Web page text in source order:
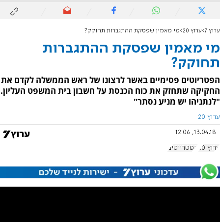
ערוץ 7 ערוץ 20 מי מאמין שפסקת ההתגברות תחוקק?
מי מאמין שפסקת ההתגברות
תחוקק?
הפטריוטים פסימיים באשר לרצונו של ראש הממשלה לקדם את
החקיקה שתחזק את כוח הכנסת על חשבון בית המשפט העליון.
"לנתניהו יש מניע נסתר"
ערוץ 20
13.04.18, 12:06
ערוץ 20 הפטריוטים